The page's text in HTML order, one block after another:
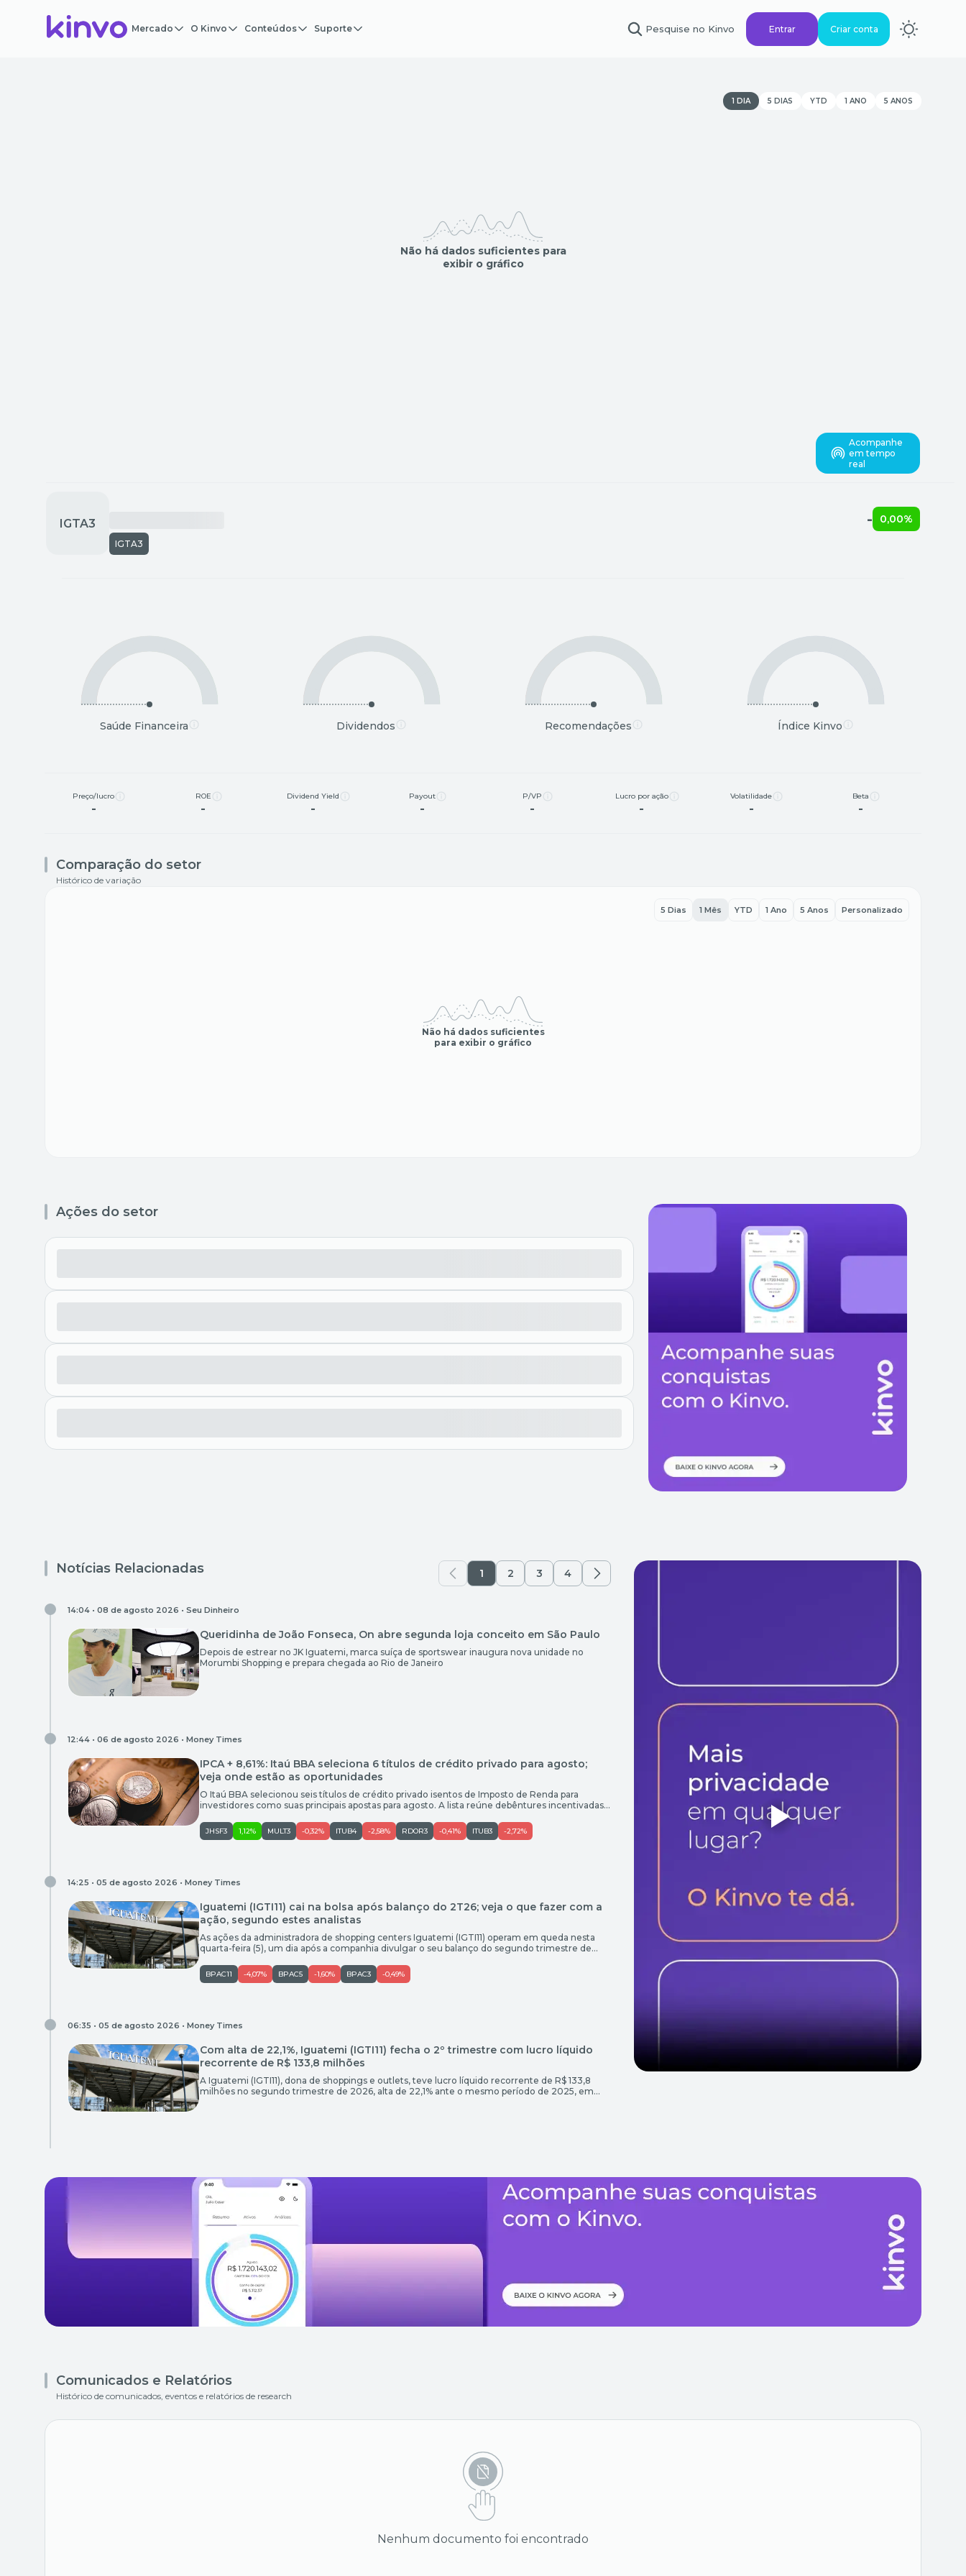
Mercado O Kinvo Conteúdos Suporte Pesquise no Kinvo Entrar Criar conta
1 DIA 5 DIAS YTD 1 ANO 5 ANOS
Não há dados suficientes para
exibir o gráfico
IGTA3
Acompanhe
em tempo
real
- 0,00%
Saúde Financeira Dividendos Recomendações Índice Kinvo
Preço/lucro
-
ROE
-
Dividend Yield
-
Payout
-
P/VP
-
Lucro por ação
-
Volatilidade
-
Beta
-
Comparação do setor
Histórico de variação
5 Dias 1 Mês YTD 1 Ano 5 Anos Personalizado
Não há dados suficientes
para exibir o gráfico
Ações do setor
Notícias Relacionadas 1 2 3 4
14:04 • 08 de agosto 2026 • Seu Dinheiro
Queridinha de João Fonseca, On abre segunda loja conceito em São Paulo
Depois de estrear no JK Iguatemi, marca suíça de sportswear inaugura nova unidade no
Morumbi Shopping e prepara chegada ao Rio de Janeiro
12:44 • 06 de agosto 2026 • Money Times
IPCA + 8,61%: Itaú BBA seleciona 6 títulos de crédito privado para agosto;
veja onde estão as oportunidades
O Itaú BBA selecionou seis títulos de crédito privado isentos de Imposto de Renda para
investidores como suas principais apostas para agosto. A lista reúne debêntures incentivadas,
risco. Entre as escolhas estão papéis de Rede D’Or, JHSF, Multiplan, Brasil Terrenos, Iguatemi
[…]
JHSF3 1,12% MULT3 -0,32% ITUB4 -2,58% RDOR3 -0,41% ITUB3 -2,72%
14:25 • 05 de agosto 2026 • Money Times
Iguatemi (IGTI11) cai na bolsa após balanço do 2T26; veja o que fazer com a
ação, segundo estes analistas
As ações da administradora de shopping centers Iguatemi (IGTI11) operam em queda nesta
quarta-feira (5), um dia após a companhia divulgar o seu balanço do segundo trimestre de
negociados a R$ 25,28, enquanto, no mesmo horário, o Ibovespa (IBOV), […]
BPAC11 -4,07% BPAC5 -1,60% BPAC3 -0,49%
06:35 • 05 de agosto 2026 • Money Times
Com alta de 22,1%, Iguatemi (IGTI11) fecha o 2º trimestre com lucro líquido
recorrente de R$ 133,8 milhões
A Iguatemi (IGTI11), dona de shoppings e outlets, teve lucro líquido recorrente de R$ 133,8
milhões no segundo trimestre de 2026, alta de 22,1% ante o mesmo período de 2025, em
Comunicados e Relatórios
Histórico de comunicados, eventos e relatórios de research
Nenhum documento foi encontrado